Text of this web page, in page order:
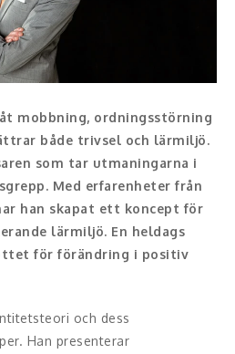
målsättning
mobbning, ordningsstörning
både trivsel och lärmiljö.
som tar utmaningarna i
Med erfarenheter från
han skapat ett koncept för
lärmiljö. En heldags
för förändring i positiv
och dess
Han presenterar